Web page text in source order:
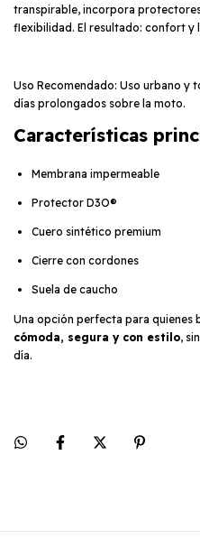
transpirable, incorpora
flexibilidad. El resultado: confort y
Uso Recomendado: Uso urbano y
días prolongados sobre la moto.
Características
Membrana impermeable
Protector D3O®️
Cuero sintético premium
Cierre con cordones
Suela de caucho
Una opción perfecta para quienes
cómoda, segura y con estilo,
día.